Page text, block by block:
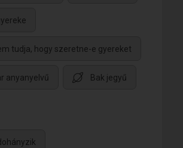
tudja, hogy szeretne-e gyereket
anyanyelvű Bak jegyű